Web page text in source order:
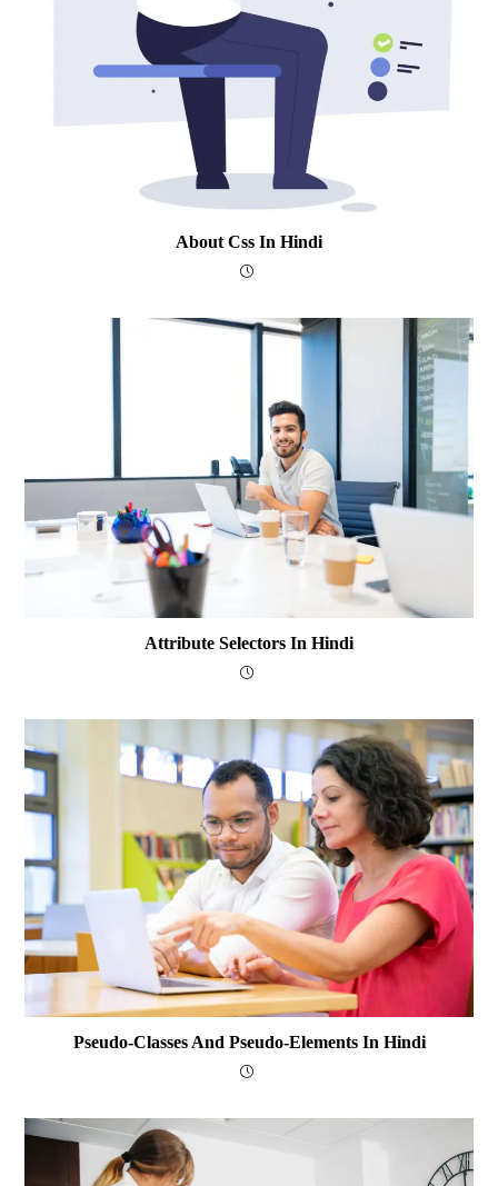
About Css In Hindi
Attribute Selectors In Hindi
Pseudo-Classes And Pseudo-Elements In Hindi